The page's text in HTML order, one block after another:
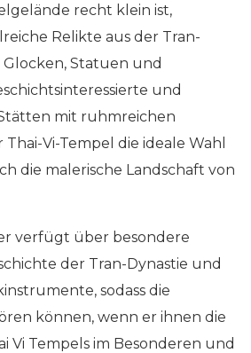
recht klein ist,
Relikte aus der Tran-
Statuen und
und
mit ruhmreichen
Vi-Tempel die ideale Wahl
die malerische Landschaft von
verfügt über besondere
der Tran-Dynastie und
sodass die
können, wenn er ihnen die
Vi Tempels im Besonderen und